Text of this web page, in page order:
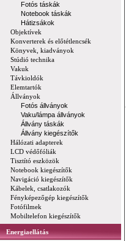
Fotós táskák
Notebook táskák
Hátizsákok
Objektívek
Konverterek és előtétlencsék
Könyvek, kiadványok
Stúdió technika
Vakuk
Távkioldók
Elemtartók
Állványok
Fotós állványok
Vaku/lámpa állványok
Állvány táskák
Állvány kiegészítők
Hálózati adapterek
LCD védőfóliák
Tisztító eszközök
Notebook kiegészítők
Navigáció kiegészítők
Kábelek, csatlakozók
Fényképezőgép kiegészítők
Fotófilmek
Mobiltelefon kiegészítők
Energiaellátás